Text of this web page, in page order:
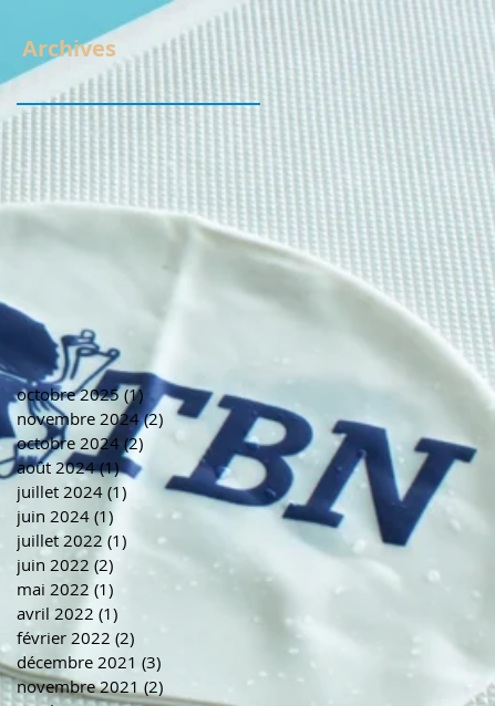
Archives
octobre 2025 (1)1 post
novembre 2024 (2) 2 posts
octobre 2024 (2)
août 2024 (1)1 post
juillet 2024 (1) 1 post
juin 2024 (1) 1 post
juillet 2022 (1) 1 post
juin 2022 (2)
mai 2022 (1)
avril 2022 (1)
février 2022 (2)
décembre 2021 (3)
novembre 2021 (2)